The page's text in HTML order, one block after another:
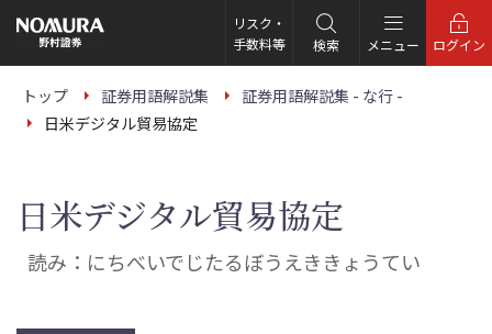
の
ー
リスク・
手数料等
検索 メニュー ログイン
トップ 証券用語解説集
証券用語解説集 - な行 -
日米デジタル貿易協定
日米デジタル貿易協定
読み：にちべいでじたるぼうえききょうてい